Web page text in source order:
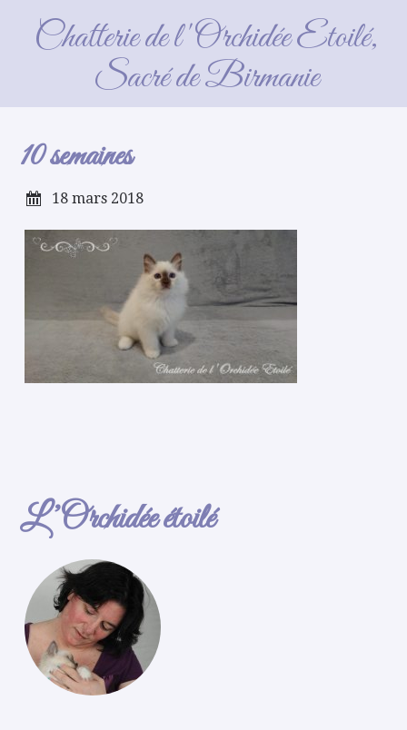
Chatterie de l'Orchidée Etoilé,
Sacré de Birmanie
10 semaines
10 semaines
18 mars 2018
L’Orchidée étoilé